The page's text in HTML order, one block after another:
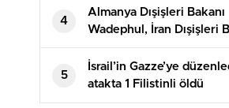
karşılık geldi
4
Almanya Dışişleri Bakanı
Wadephul, İran Dışişleri
Erakçi ile telefonda
5
İsrail’in Gazze’ye
atakta 1 Filistinli öldü